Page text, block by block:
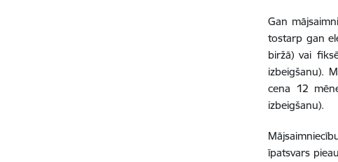
Gan
tostarp gan
biržā) vai
izbeigšanu).
cena 12
izbeigšanu).
īpatsvars